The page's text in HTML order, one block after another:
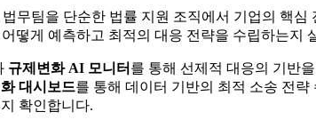
무팀을 단순한 법률 지원 조직에서 기업의 핵
떻게 예측하고 최적의 대응 전략을 수립하는지
규제변화 AI 모니터 를 통해 선제적 대응의 기반
대시보드를 통해 데이터 기반의 최적 소송 전
확인합니다.